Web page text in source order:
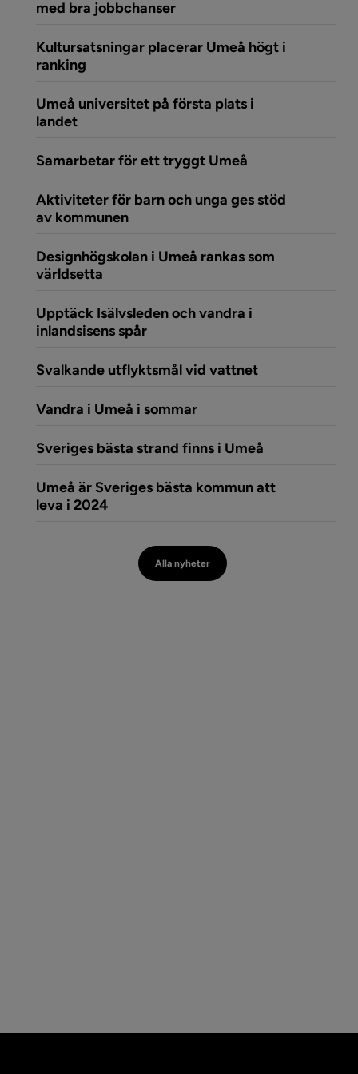
med bra jobbchanser(öppnar artikeln Umeå
Kultursatsningar placerar Umeå högt i
ranking (öppnar artikeln Kultursatsningar
Umeå universitet på första plats i
landet(öppnar artikeln Umeå universitet på
Samarbetar för ett tryggt Umeå (öppnar
Aktiviteter för barn och unga ges stöd
av kommunen(öppnar artikeln Aktiviteter för
Designhögskolan i Umeå rankas som
världsetta (öppnar artikeln Designhögskolan i
Upptäck Isälvsleden och vandra i
inlandsisens spår(öppnar artikeln Upptäck
Svalkande utflyktsmål vid vattnet(öppnar
Vandra i Umeå i sommar(öppnar artikeln Vandra
Sveriges bästa strand finns i Umeå
Umeå är Sveriges bästa kommun att
leva i 2024(öppnar artikeln Umeå är Sveriges
Alla nyheter